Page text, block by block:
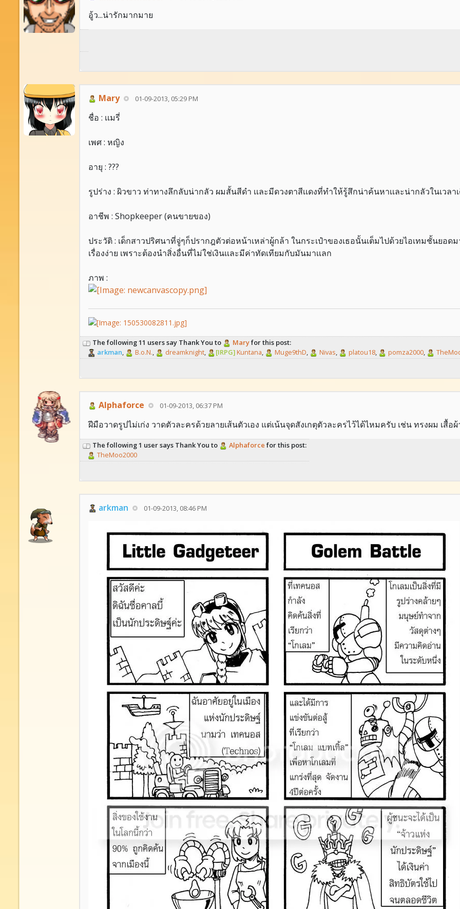
อู้ว...น่ารักมากมาย
Mary 01-09-2013, 05:29 PM
ชื่อ : เเมรี่
เพศ : หญิง
อายุ : ???
รูปร่าง : ผิวขาว ท่าทางลึกลับน่ากลัว ผมสั้นสีดำ เเละมีดวงตาสีเเดงที่ทำให้รู้สึกน่าค้นหาเเละน่ากลัวในเวลา
อาชีพ : Shopkeeper (คนขายของ)
ประวัติ : เด็กสาวปริศนาที่จู่ๆก็ปรากฎตัวต่อหน้าเหล่าผู้กล้า ในกระเป๋าของเธอนั้นเต็มไปด้วยไอเทมชั้นยอด
เรื่องง่าย เพราะต้องนำสิ่งอื่นที่ไม่ใช่เงินเเละมีค่าทัดเทียมกับมันมาเเลก
ภาพ :
The following 11 users say Thank You to Maryfor this post:
arkman, B.o.N., dreamknight, [IRPG]Kuntana, Muge9thD, Nivas, platou18, pomza2000,
Alphaforce 01-09-2013, 06:37 PM
ฝีมือวาดรูปไม่เก่ง วาดตัวละครด้วยลายเส้นตัวเอง แต่เน้นจุดสังเกตุตัวละครไว้ได้ไหมครับ เช่น ทรงผม เสื้อผ้
The following 1 user says Thank You to Alphaforce for this post:
TheMoo2000
arkman 01-09-2013, 08:46 PM